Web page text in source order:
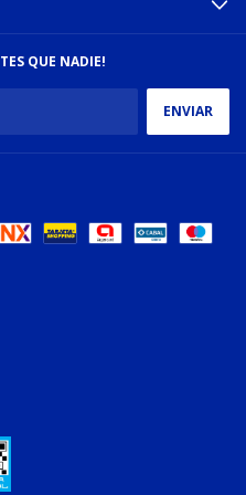
QUE NADIE!